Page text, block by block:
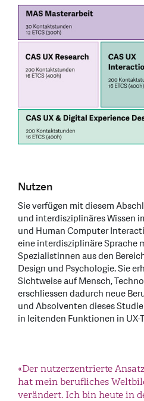
Nutzen
Sie verfügen mit diesem
und interdisziplinäres Wissen
und Human Computer
eine interdisziplinäre Sprache
Spezialistinnen aus den
Design und Psychologie. Sie
Sichtweise auf Mensch,
erschliessen dadurch neue
und Absolventen dieses
in leitenden Funktionen in UX-
«Der MAS Human
mir äusserst fundiertes
der User Experience
«Der nutzerzentrierte
hat mein berufliches
verändert. Ich bin heute in
«Der Studiengang schärft
richtigen Orten
stellen. Als Brückenbauerin